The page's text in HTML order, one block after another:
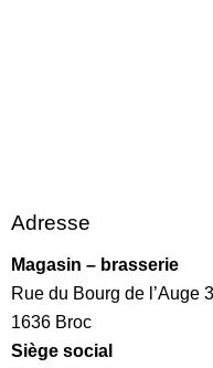
Adresse
Magasin – brasserie
Rue du Bourg de l’Auge 3
1636 Broc
Siège social